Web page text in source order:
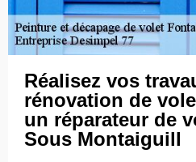
Réalisez vos
rénovation de
un réparateur de
Sous Montaiguill